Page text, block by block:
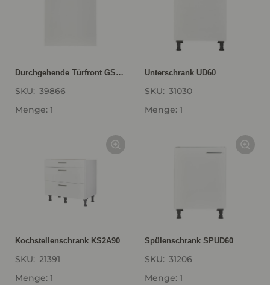
Durchgehende Türfront GSBD60-I
SKU: 39866
Menge: 1
Unterschrank UD60
SKU: 31030
Menge: 1
Kochstellenschrank KS2A90
SKU: 21391
Menge: 1
Spülenschrank SPUD60
SKU: 31206
Menge: 1